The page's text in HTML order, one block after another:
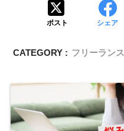
ポスト シェア
CATEGORY : フリーランス